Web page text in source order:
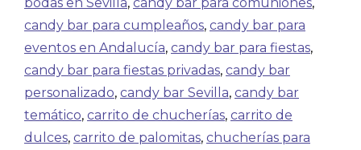
candy bar para cumpleaños, candy bar para
eventos en Andalucía, candy bar para fiestas,
candy bar para fiestas privadas, candy bar
personalizado, candy bar Sevilla, candy bar
temático, carrito de chucherías, carrito de
dulces, carrito de palomitas, chucherías para